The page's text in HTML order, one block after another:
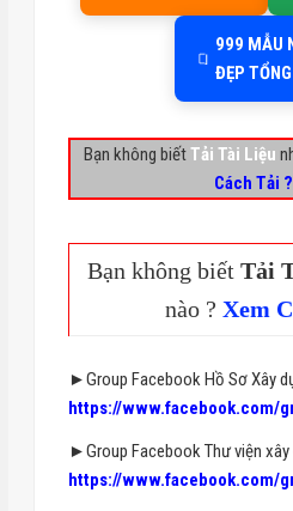
999 MẪU
ĐẸP
Bạn không biếtTải Tài Liệu
Cách Tải
Bạn không biếtTải
nào ?Xem
►Group Facebook Hồ Sơ Xây
https://www.facebook.com/
►Group Facebook Thư viện xây
https://www.facebook.com/